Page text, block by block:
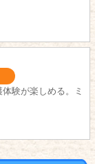
験が楽しめる。ミ